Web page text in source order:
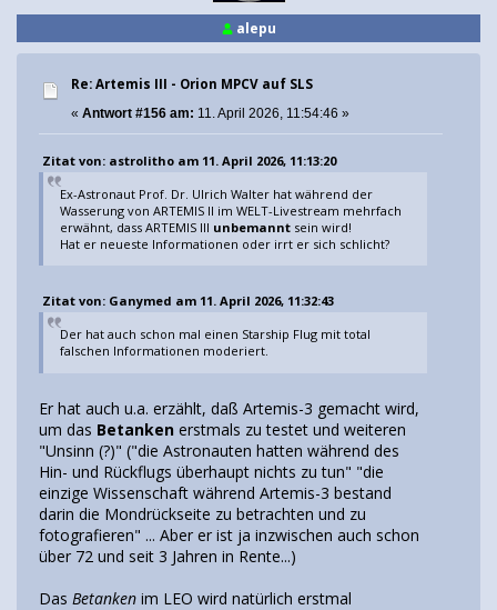
alepu
Re: Artemis III - Orion MPCV auf SLS
« Antwort #156 am: 11. April 2026, 11:54:46 »
Zitat von: astrolitho am 11. April 2026, 11:13:20
Ex-Astronaut Prof. Dr. Ulrich Walter hat während der
Wasserung von ARTEMIS II im WELT-Livestream mehrfach
erwähnt, dass ARTEMIS III unbemannt sein wird!
Hat er neueste Informationen oder irrt er sich schlicht?
Zitat von: Ganymed am 11. April 2026, 11:32:43
Der hat auch schon mal einen Starship Flug mit total
falschen Informationen moderiert.
Er hat auch u.a. erzählt, daß Artemis-3 gemacht wird,
um das Betanken erstmals zu testet und weiteren
"Unsinn (?)" ("die Astronauten hatten während des
Hin- und Rückflugs überhaupt nichts zu tun" "die
einzige Wissenschaft während Artemis-3 bestand
darin die Mondrückseite zu betrachten und zu
fotografieren" ... Aber er ist ja inzwischen auch schon
über 72 und seit 3 Jahren in Rente...)
Das Betanken im LEO wird natürlich erstmal